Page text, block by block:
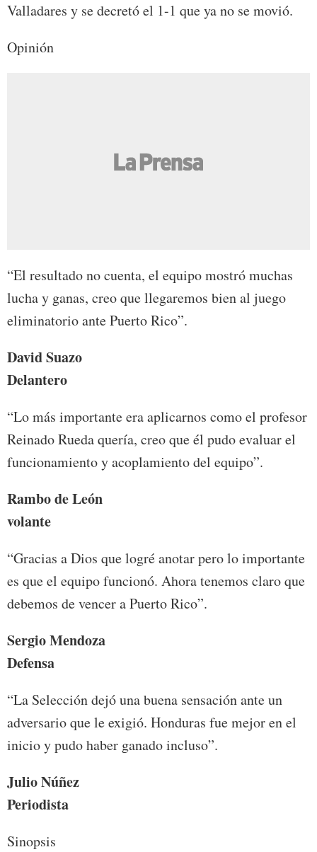
Valladares y se decretó el 1-1 que ya no se movió.
Opinión
“El resultado no cuenta, el equipo mostró muchas
lucha y ganas, creo que llegaremos bien al juego
eliminatorio ante Puerto Rico”.
David Suazo
Delantero
“Lo más importante era aplicarnos como el profesor
Reinado Rueda quería, creo que él pudo evaluar el
funcionamiento y acoplamiento del equipo”.
Rambo de León
volante
“Gracias a Dios que logré anotar pero lo importante
es que el equipo funcionó. Ahora tenemos claro que
debemos de vencer a Puerto Rico”.
Sergio Mendoza
Defensa
“La Selección dejó una buena sensación ante un
adversario que le exigió. Honduras fue mejor en el
inicio y pudo haber ganado incluso”.
Julio Núñez
Periodista
Sinopsis